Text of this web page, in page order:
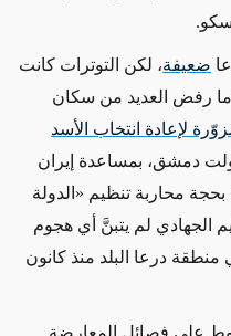
ضعيفة، لكن التوترات كانت
رفض العديد من سكان
لإعادة انتخاب الأسد
دمشق، بمساعدة إيران
محاربة تنظيم « الدولة
الجهادي لم يتبنَّ أي هجوم
درعا البلد منذ كانون
على فصائل المعارضة